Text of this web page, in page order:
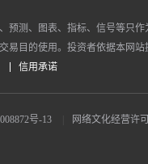
预测、图表、指标、信号等只
易目的使用。投资者依据本网
信用承诺
号-13
网络文化经营许